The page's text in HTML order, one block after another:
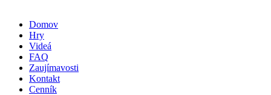
Domov
Hry
Videá
FAQ
Zaujímavosti
Kontakt
Cenník